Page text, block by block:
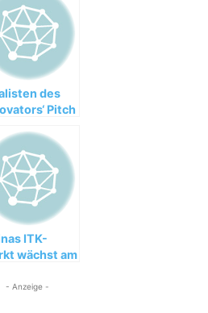
des
Pitch
ITK-
wächst am
- Anzeige -